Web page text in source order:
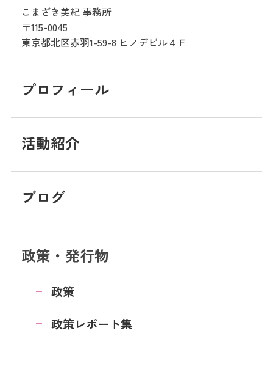
こまざき美紀 事務所
〒115-0045
東京都北区赤羽1-59-8 ヒノデビル４Ｆ
プロフィール
活動紹介
ブログ
政策・発行物
政策
政策レポート集